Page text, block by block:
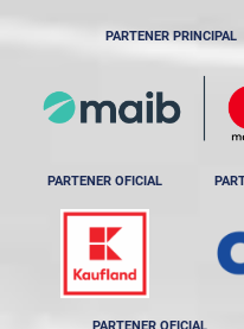
PARTENER PRINCIPAL
PARTENER OFICIAL